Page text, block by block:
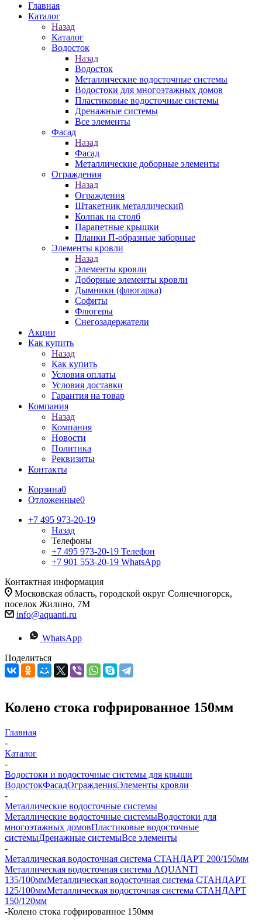
Главная
Каталог
Назад
Каталог
Водосток
Назад
Водосток
Металлические водосточные системы
Водостоки для многоэтажных домов
Пластиковые водосточные системы
Дренажные системы
Все элементы
Фасад
Назад
Фасад
Металлические доборные элементы
Ограждения
Назад
Ограждения
Штакетник металлический
Колпак на столб
Парапетные крышки
Планки П-образные заборные
Элементы кровли
Назад
Элементы кровли
Доборные элементы кровли
Дымники (флюгарка)
Софиты
Флюгеры
Снегозадержатели
Акции
Как купить
Назад
Как купить
Условия оплаты
Условия доставки
Гарантия на товар
Компания
Назад
Компания
Новости
Политика
Реквизиты
Контакты
Корзина0
Отложенные0
+7 495 973-20-19
Назад
Телефоны
+7 495 973-20-19 Телефон
+7 901 553-20-19 WhatsApp
Контактная информация
Московская область, городской округ Солнечногорск,
поселок Жилино, 7М
info@aquanti.ru
WhatsApp
Поделиться
Колено стока гофрированное 150мм
Главная
-
Каталог
-
Водостоки и водосточные системы для крыши
ВодостокФасадОгражденияЭлементы кровли
-
Металлические водосточные системы
Металлические водосточные системыВодостоки для
многоэтажных домовПластиковые водосточные
системыДренажные системыВсе элементы
-
Металлическая водосточная система СТАНДАРТ 200/150мм
Металлическая водосточная система AQUANTI
135/100ммМеталлическая водосточная система СТАНДАРТ
125/100ммМеталлическая водосточная система СТАНДАРТ
150/120мм
-Колено стока гофрированное 150мм